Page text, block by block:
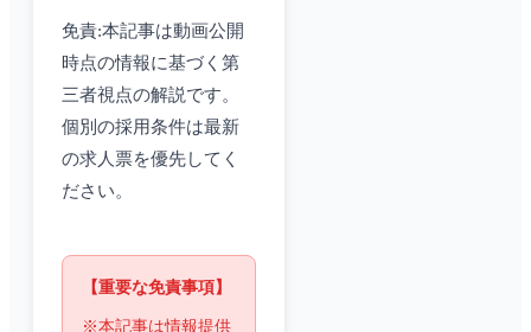
免責:本記事は動画公開
時点の情報に基づく第
三者視点の解説です。
個別の採用条件は最新
の求人票を優先してく
ださい。
【重要な免責事項】
※本記事は情報提供